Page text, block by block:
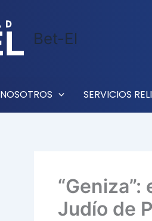
Bet-El
NOSOTROS SERVICIOS
Judío de